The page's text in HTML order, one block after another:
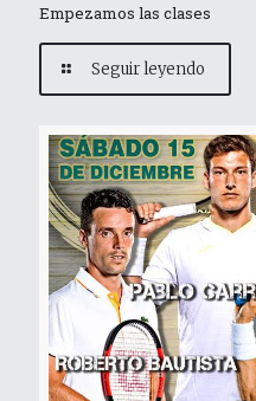
Empezamos las clases
Seguir leyendo